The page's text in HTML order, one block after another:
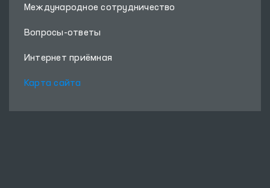
Международное сотрудничество
Вопросы-ответы
Интернет приёмная
Карта сайта